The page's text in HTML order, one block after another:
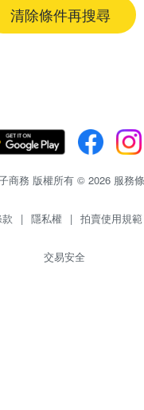
清除條件再搜尋
商務 版權所有 © 2026 服務
| 隱私權 | 拍賣使用規範
交易安全